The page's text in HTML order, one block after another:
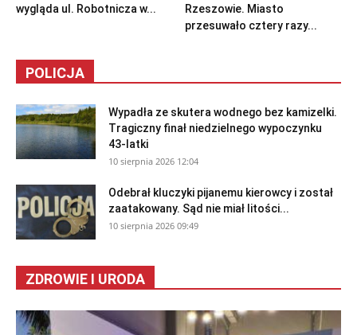
wygląda ul. Robotnicza w...
Rzeszowie. Miasto
przesuwało cztery razy...
POLICJA
Wypadła ze skutera wodnego bez kamizelki.
Tragiczny finał niedzielnego wypoczynku
43-latki
10 sierpnia 2026 12:04
Odebrał kluczyki pijanemu kierowcy i został
zaatakowany. Sąd nie miał litości...
10 sierpnia 2026 09:49
ZDROWIE I URODA